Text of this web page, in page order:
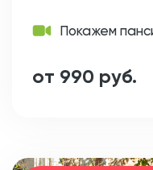
Покажем
от 990 руб.